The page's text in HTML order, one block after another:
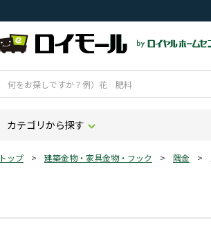
カテゴリから探す
トップ > 建築金物・家具金物・フック > 隅金 >